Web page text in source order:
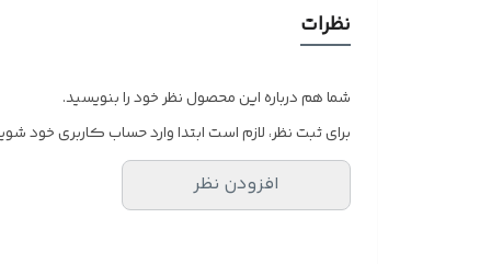
در ۴ طرح و رنگ متفاوت
ساخت عدسی طبی مطابق با نمره چشم شما با بهترین
نظرات
شما هم درباره این محصول نظر خود را بنویسید.
برای ثبت نظر، لازم است ابتدا وارد حساب کاربری خود
افزودن نظر